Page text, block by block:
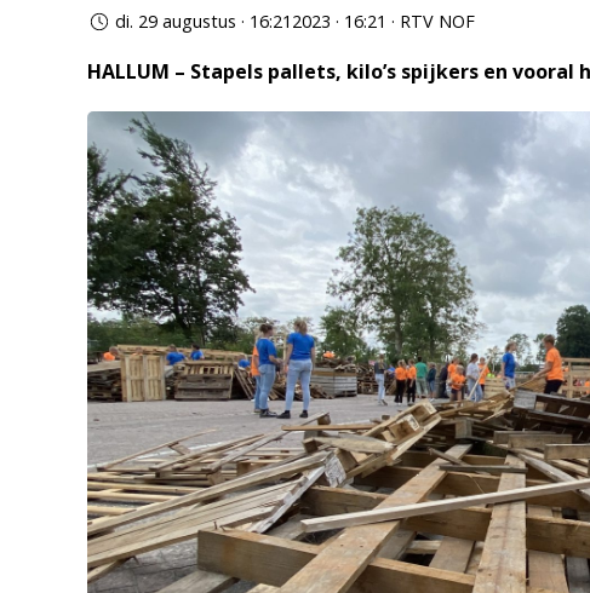
di. 29 augustus · 16:212023 · 16:21 · RTV NOF
HALLUM – Stapels pallets, kilo’s spijkers en vooral